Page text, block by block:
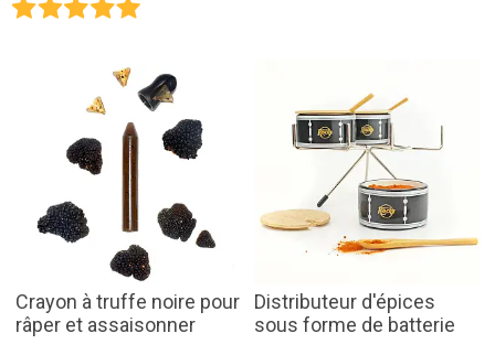
Crayon à truffe noire pour
râper et assaisonner
Distributeur d'épices
sous forme de batterie